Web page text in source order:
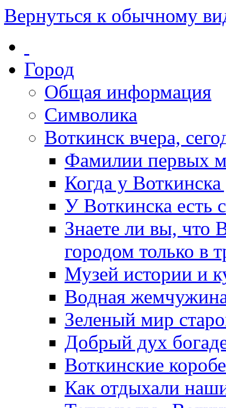
Вернуться к обычному
Город
Общая информация
Символика
Воткинск вчера,
Фамилии первых
Когда у
У Воткинска есть
Знаете ли вы, что
городом только в
Музей истории и
Водная
Зеленый мир
Добрый дух
Воткинские
Как отдыхали